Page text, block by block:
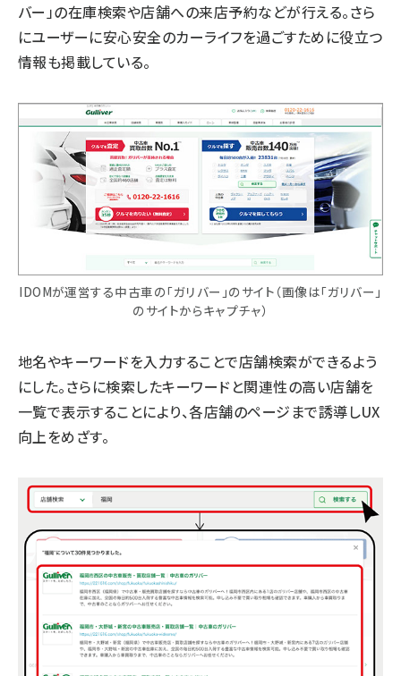
バー」の在庫検索や店舗への来店予約などが行える。さら
にユーザーに安心安全のカーライフを過ごすために役立つ
情報も掲載している。
IDOMが運営する中古車の「ガリバー」のサイト（画像は「ガリバー」
のサイトからキャプチャ）
地名やキーワードを入力することで店舗検索ができるよう
にした。さらに検索したキーワードと関連性の高い店舗を
一覧で表示することにより、各店舗のページまで誘導しUX
向上をめざす。